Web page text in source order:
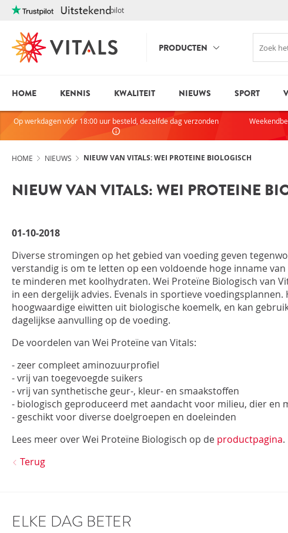
Trustpilot
PRODUCTEN
We staan elke dag voor je klaar!
Indien we je ergens mee kunnen
helpen, neem dan contact met
075-6476050
E-mailadres
Wachtwoord
Blijf ingelogd
INLOGGEN
HOME KENNIS KWALITEIT NIEUWS SPORT
Op werkdagen vóór 18:00 uur besteld, dezelfde dag verzonden
HOME NIEUWS NIEUW VAN VITALS: WEI PROTEINE BIOLOGISCH
NIEUW VAN VITALS: WEI PROTEINE
01-10-2018
Diverse stromingen op het gebied van voeding geven
verstandig is om te letten op een voldoende hoge inname
te minderen met koolhydraten. Wei Proteïne Biologisch van
in een dergelijk advies. Evenals in sportieve voedingsplannen.
hoogwaardige eiwitten uit biologische koemelk, en kan
dagelijkse aanvulling op de voeding.
De voordelen van Wei Proteïne van Vitals:
- zeer compleet aminozuurprofiel
- vrij van toegevoegde suikers
- vrij van synthetische geur-, kleur- en smaakstoffen
- biologisch geproduceerd met aandacht voor milieu, dier en
- geschikt voor diverse doelgroepen en doeleinden
Lees meer over Wei Proteïne Biologisch op de productpagina.
Terug
ELKE DAG BETER